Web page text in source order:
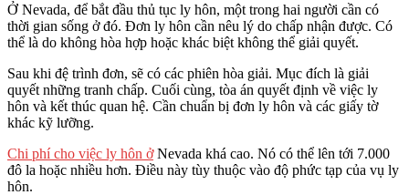
Ở Nevada, để bắt đầu thủ tục ly hôn, một trong hai người cần có
thời gian sống ở đó. Đơn ly hôn cần nêu lý do chấp nhận được. Có
thể là do không hòa hợp hoặc khác biệt không thể giải quyết.
Sau khi đệ trình đơn, sẽ có các phiên hòa giải. Mục đích là giải
quyết những tranh chấp. Cuối cùng, tòa án quyết định về việc ly
hôn và kết thúc quan hệ. Cần chuẩn bị đơn ly hôn và các giấy tờ
khác kỹ lưỡng.
Chi phí cho việc ly hôn ởNevada khá cao. Nó có thể lên tới 7.000
đô la hoặc nhiều hơn. Điều này tùy thuộc vào độ phức tạp của vụ ly
hôn.